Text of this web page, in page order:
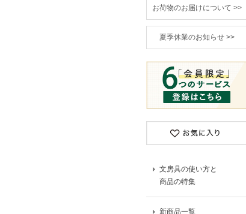
お荷物のお届けについて >>
夏季休業のお知らせ >>
文房具の使い方と
商品の特集
新商品一覧